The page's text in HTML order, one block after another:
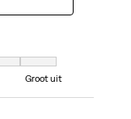
en 7 gelijk is aan Groot uit
Groot uit